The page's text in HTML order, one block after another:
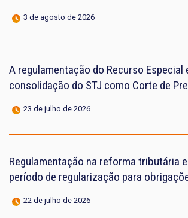
3 de agosto de 2026
A regulamentação do Recurso Especial
consolidação do STJ como Corte de
23 de julho de 2026
Regulamentação na reforma tributária
período de regularização para
22 de julho de 2026